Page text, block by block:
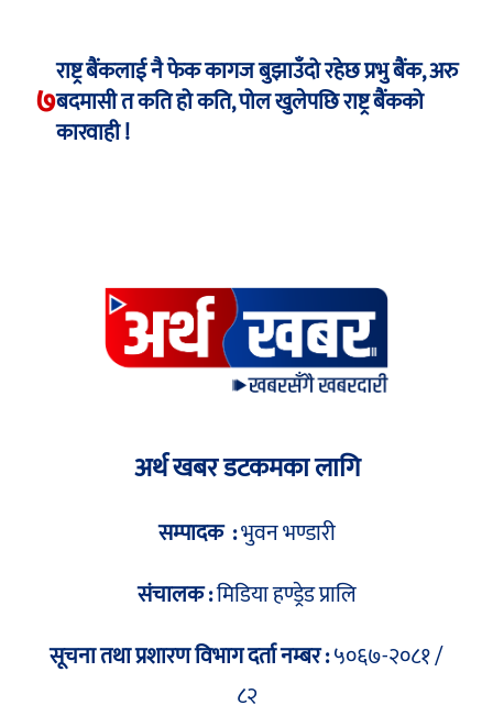
७
राष्ट्र बैंकलाई नै फेक कागज बुझाउँदो रहेछ प्रभु बैंक, अरु
बदमासी त कति हो कति, पोल खुलेपछि राष्ट्र बैंकको
कारवाही !
अर्थ खबर डटकमका लागि
सम्पादक :भुवन भण्डारी
संचालक :मिडिया हण्ड्रेड प्रालि
सूचना तथा प्रशारण विभाग दर्ता नम्बर :५०६७-२०८१ /
८२